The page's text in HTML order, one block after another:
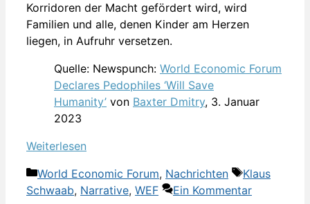
Korridoren der Macht gefördert wird, wird
Familien und alle, denen Kinder am Herzen
liegen, in Aufruhr versetzen.
Quelle: Newspunch: World Economic Forum
Declares Pedophiles ‘Will Save
Humanity’ von Baxter Dmitry, 3. Januar
2023
Weiterlesen
Kategorien
World Economic Forum, Nachrichten
Klaus
Schwaab, Narrative, WEF Ein Kommentar